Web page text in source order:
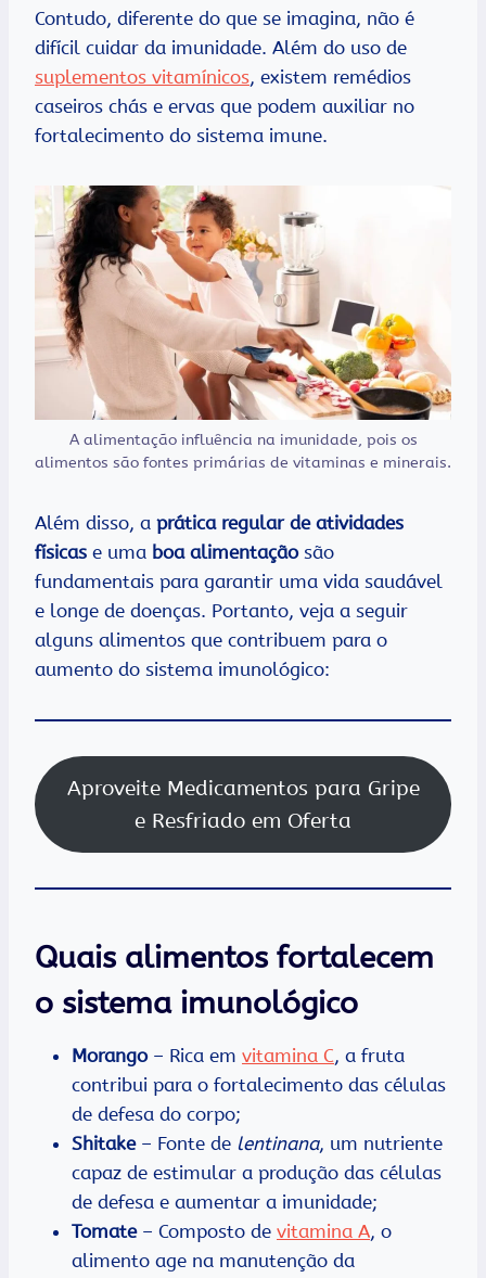
Contudo, diferente do que se imagina, não é
difícil cuidar da imunidade. Além do uso de
suplementos vitamínicos, existem remédios
caseiros chás e ervas que podem auxiliar no
fortalecimento do sistema imune.
A alimentação influência na imunidade, pois os
alimentos são fontes primárias de vitaminas e minerais.
Além disso, a prática regular de atividades
físicas e uma boa alimentaçãosão
fundamentais para garantir uma vida saudável
e longe de doenças. Portanto, veja a seguir
alguns alimentos que contribuem para o
aumento do sistema imunológico:
Aproveite Medicamentos para Gripe
e Resfriado em Oferta
Quais alimentos fortalecem
o sistema imunológico
Morango– Rica em vitamina C, a fruta
contribui para o fortalecimento das células
de defesa do corpo;
Shitake – Fonte de lentinana, um nutriente
capaz de estimular a produção das células
de defesa e aumentar a imunidade;
Tomate– Composto de vitamina A, o
alimento age na manutenção da